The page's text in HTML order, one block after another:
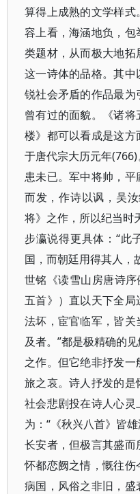
算得上成熟的文学样
容上看，海涵地负，
类题材，从而极大地
这一诗体的品格。其
锐社会矛盾的作品最
曾有过的面貌。《诸
楼》都可以看成是这
于唐代宗大历元年
患未已。军中将帅，
而发，作诗以讽，吴
将》之作，所以纪当时
步瀛说得更具体：“此
国，而朝廷用得其人，
世铭《读雪山房唐诗
五首》）直以天下全
法坏，宦官临军，皆
及者。”都是极精确的
之作。但它绝非抒发
旅之哀。诗人抒发的
社会悲剧投在诗人心
为：“《秋兴八首》皆
长安者，但极言其盛
怀都恋阙之情，慨往
病国，风俗之非旧，盛